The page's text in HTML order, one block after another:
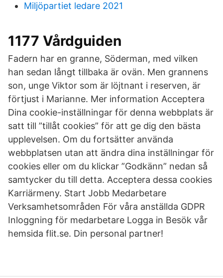
Miljöpartiet ledare 2021
1177 Vårdguiden
Fadern har en granne, Söderman, med vilken
han sedan långt tillbaka är ovän. Men grannens
son, unge Viktor som är löjtnant i reserven, är
förtjust i Marianne. Mer information Acceptera
Dina cookie-inställningar för denna webbplats är
satt till ”tillåt cookies” för att ge dig den bästa
upplevelsen. Om du fortsätter använda
webbplatsen utan att ändra dina inställningar för
cookies eller om du klickar ”Godkänn” nedan så
samtycker du till detta. Acceptera dessa cookies
Karriärmeny. Start Jobb Medarbetare
Verksamhetsområden För våra anställda GDPR
Inloggning för medarbetare Logga in Besök vår
hemsida flit.se. Din personal partner!